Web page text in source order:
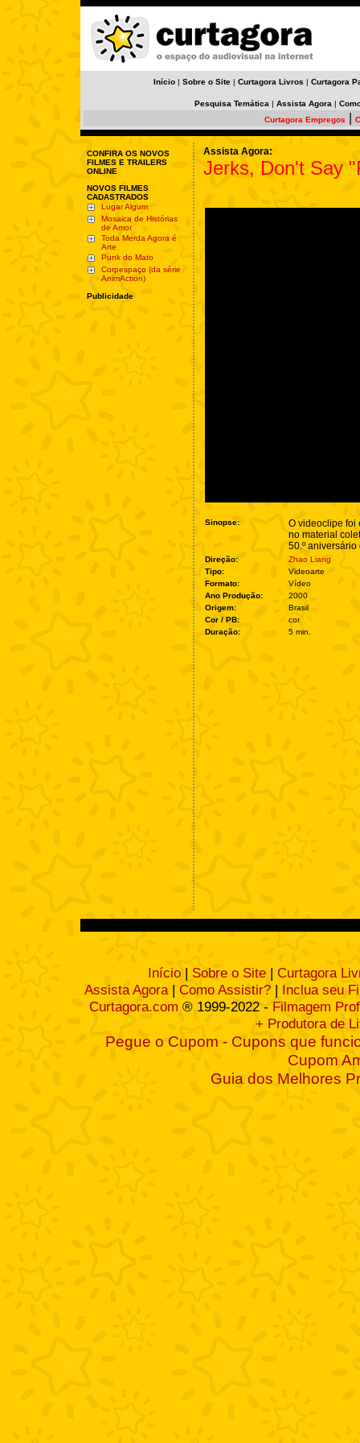
Início | Sobre o Site | Curtagora Livros | Curtagora
Pesquisa Temática | Assista Agora |
Curtagora Empregos
CONFIRA OS NOVOS
FILMES E TRAILERS
ONLINE
NOVOS FILMES
CADASTRADOS
Lugar Algum
Mosaica de Histórias
de Amor
Toda Merda Agora é
Arte
Punk do Mato
Corpespaço (da série
AnimAction)
Publicidade
Assista Agora:
Jerks, Don't Say
Sinopse:
O videoclipe foi
no material
50.º
Direção:
Zhao Liang
Tipo:
Videoarte
Formato:
Vídeo
Ano Produção:
2000
Origem:
Brasil
Cor / PB:
cor
Duração:
5 min.
Início | Sobre o Site | Curtagora
Assista Agora| Como Assistir? | Inclua seu
Curtagora.com ® 1999-2022 - Filmagem
+ Produtora de
Pegue o Cupom - Cupons que
Cupom
Guia dos Melhores